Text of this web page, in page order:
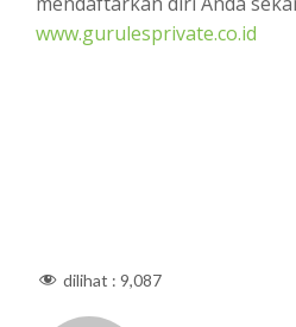
www.gurulesprivate.co.id
dilihat : 9,087